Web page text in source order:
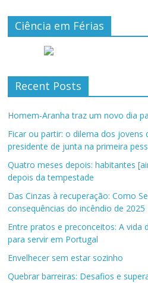
Ciência em Férias
Recent Posts
Homem-Aranha traz um novo dia
Ficar ou partir: o dilema dos
presidente de junta na primeira
Quatro meses depois: habitantes
depois da tempestade
Das Cinzas à recuperação: Como
consequências do incêndio de 2025
Entre pratos e preconceitos: A vida
para servir em Portugal
Envelhecer sem estar sozinho
Quebrar barreiras: Desafios e